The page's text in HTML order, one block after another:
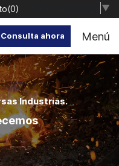
▼
0)
Consulta ahora Menú
Industrias.